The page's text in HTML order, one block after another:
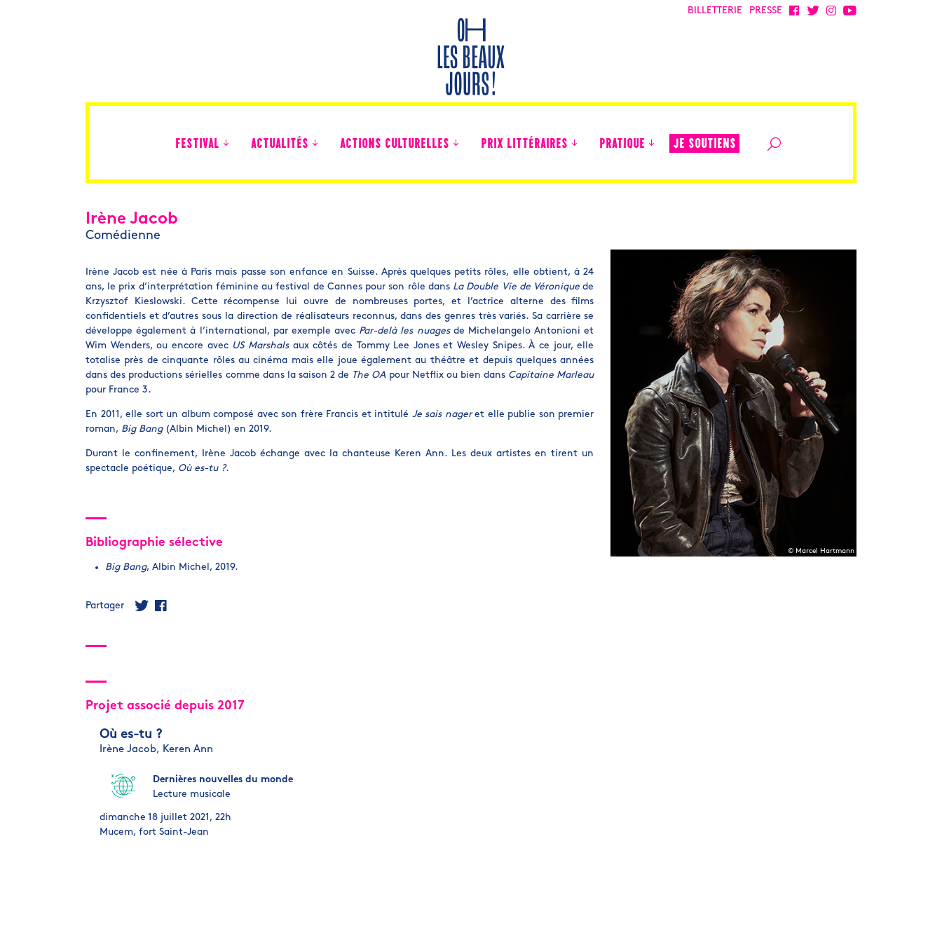
BILLETTERIE PRESSE
FESTIVAL ACTUALITÉS ACTIONS CULTURELLES PRIX LITTÉRAIRES PRATIQUE JE SOUTIENS
Irène Jacob
Comédienne
Irène Jacob est née à Paris mais passe son enfance en Suisse. Après quelques petits rôles, elle obtient, à 24
ans, le prix d’interprétation féminine au festival de Cannes pour son rôle dans La Double Vie de Véronique de
Krzysztof Kieslowski. Cette récompense lui ouvre de nombreuses portes, et l’actrice alterne des films
confidentiels et d’autres sous la direction de réalisateurs reconnus, dans des genres très variés. Sa carrière se
développe également à l’international, par exemple avec Par-delà les nuagesde Michelangelo Antonioni et
Wim Wenders, ou encore avec US Marshalsaux côtés de Tommy Lee Jones et Wesley Snipes. À ce jour, elle
totalise près de cinquante rôles au cinéma mais elle joue également au théâtre et depuis quelques années
dans des productions sérielles comme dans la saison 2 de The OA pour Netflix ou bien dans Capitaine Marleau
pour France 3.
En 2011, elle sort un album composé avec son frère Francis et intitulé Je sais nageret elle publie son premier
roman, Big Bang(Albin Michel) en 2019.
Durant le confinement, Irène Jacob échange avec la chanteuse Keren Ann. Les deux artistes en tirent un
spectacle poétique, Où es-tu ?.
Bibliographie sélective
Big Bang, Albin Michel, 2019.
Partager
© Marcel Hartmann
Projet associé depuis 2017
Où es-tu ?
Irène Jacob, Keren Ann
Dernières nouvelles du monde
Lecture musicale
dimanche 18 juillet 2021, 22h
Mucem, fort Saint-Jean